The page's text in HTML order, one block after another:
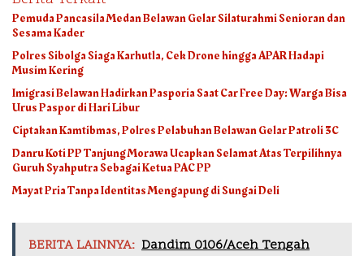
Pemuda Pancasila Medan Belawan Gelar Silaturahmi Senioran dan
Sesama Kader
Polres Sibolga Siaga Karhutla, Cek Drone hingga APAR Hadapi
Musim Kering
Imigrasi Belawan Hadirkan Pasporia Saat Car Free Day: Warga Bisa
Urus Paspor di Hari Libur
Ciptakan Kamtibmas, Polres Pelabuhan Belawan Gelar Patroli 3C
Danru Koti PP Tanjung Morawa Ucapkan Selamat Atas Terpilihnya
Guruh Syahputra Sebagai Ketua PAC PP
Mayat Pria Tanpa Identitas Mengapung di Sungai Deli
BERITA LAINNYA: Dandim 0106/Aceh Tengah